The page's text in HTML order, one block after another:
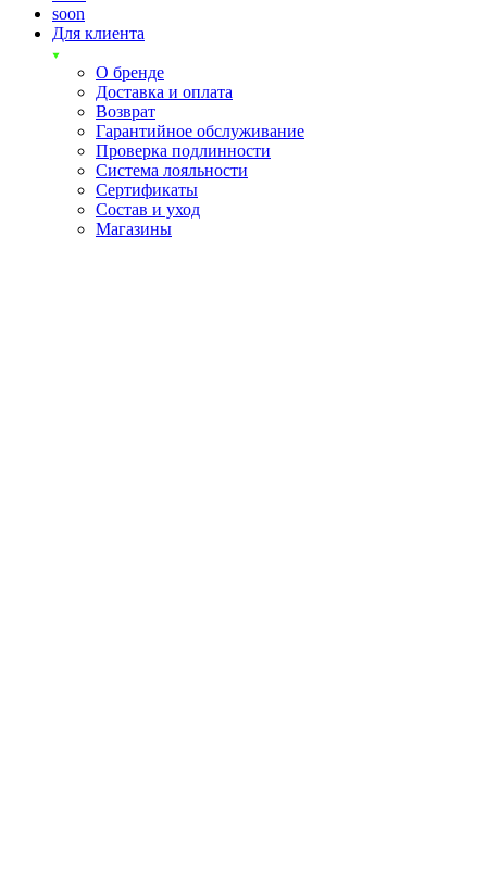
soon
Для клиента
О бренде
Доставка и оплата
Возврат
Гарантийное обслуживание
Проверка подлинности
Система лояльности
Сертификаты
Состав и уход
Магазины